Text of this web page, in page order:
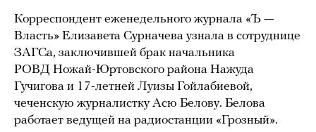
Корреспондент еженедельного журнала «Ъ —
Власть» Елизавета Сурначева узнала в сотруднице
ЗАГСа, заключившей брак начальника
РОВД Ножай-Юртовского района Нажуда
Гучигова и 17-летней Луизы Гойлабиевой,
чеченскую журналистку Асю Белову. Белова
работает ведущей на радиостанции «Грозный».